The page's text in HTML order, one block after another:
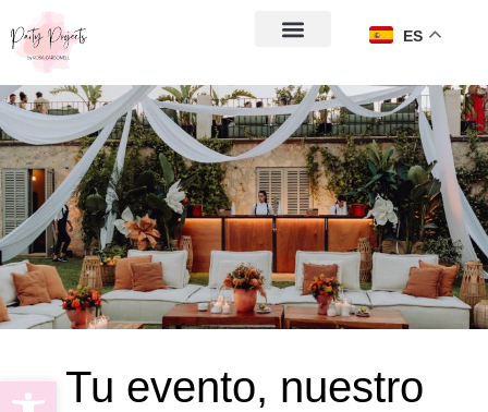
Abrir barra de herramientas
ES
Tu evento, nuestro